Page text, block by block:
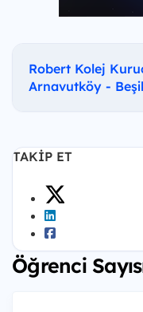
Robert Kolej
Arnavutköy -
TAKIP ET
Öğrenci